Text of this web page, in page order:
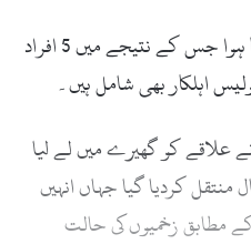
پشاور کے اشرف روڈ پر بم دھماکا ہوا جس کے نتیجے میں 5 افراد
علاقے کو گھیرے میں لے لیا
منتقل کردیا گیا جہاں انہیں
مطابق زخمیوں کی حالت